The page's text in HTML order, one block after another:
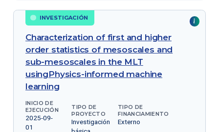
INVESTIGACIÓN
Characterization of first and higher
order statistics of mesoscales and
sub-mesoscales in the MLT
usingPhysics-informed machine
learning
INICIO DE
EJECUCIÓN
2025-09-
01
TIPO DE
PROYECTO
Investigación
TIPO DE
FINANCIAMIENTO
Externo